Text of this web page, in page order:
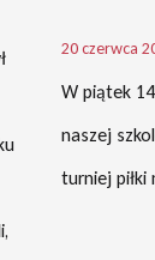
20 czerwca
W piątek
naszej
turniej piłki